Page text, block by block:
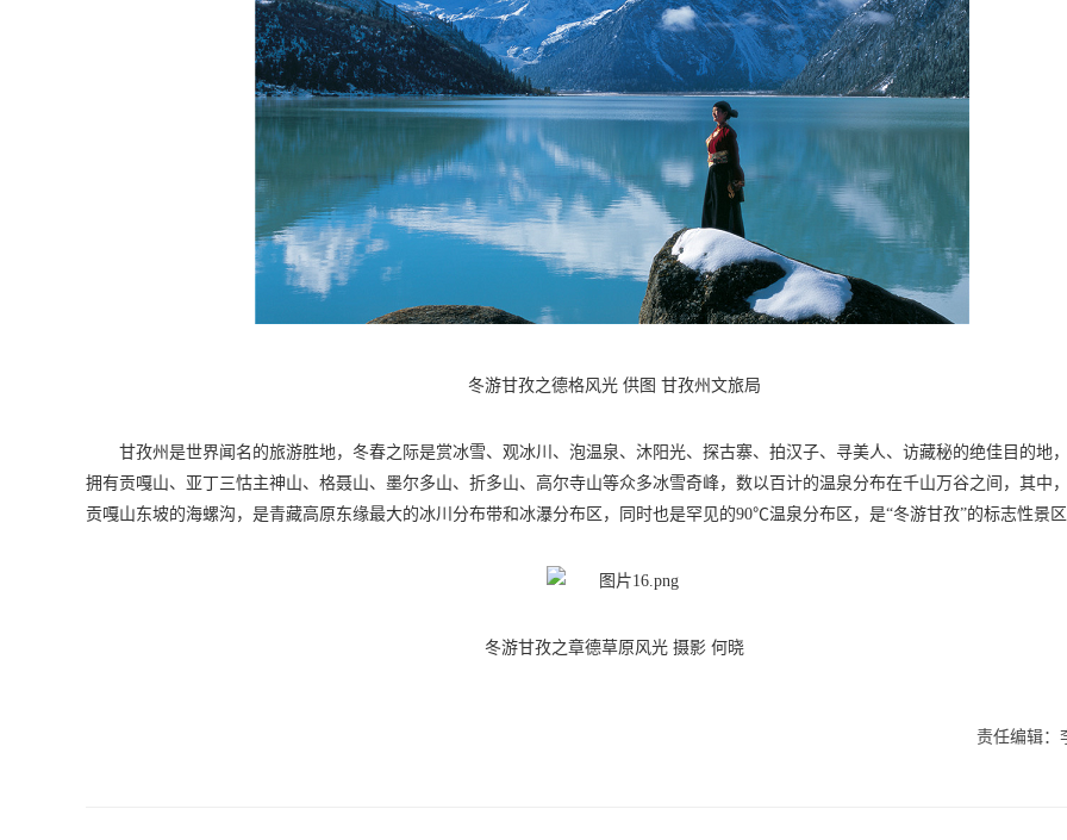
冬游甘孜之德格风光 供图 甘孜州文旅局
甘孜州是世界闻名的旅游胜地，冬春之际是赏冰雪、观冰川、泡温泉、沐阳光、探古寨、拍汉子、寻美人、访藏秘的绝佳目的地
拥有贡嘎山、亚丁三怙主神山、格聂山、墨尔多山、折多山、高尔寺山等众多冰雪奇峰，数以百计的温泉分布在千山万谷之间，其中
贡嘎山东坡的海螺沟，是青藏高原东缘最大的冰川分布带和冰瀑分布区，同时也是罕见的90℃温泉分布区，是“冬游甘孜”的标志性景区
冬游甘孜之章德草原风光 摄影 何晓
责任编辑：